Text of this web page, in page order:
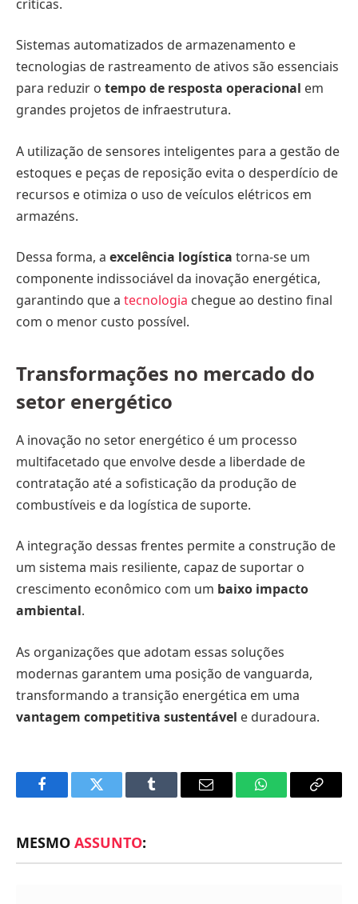
críticas.
Sistemas automatizados de armazenamento e
tecnologias de rastreamento de ativos são essenciais
para reduzir o tempo de resposta operacional em
grandes projetos de infraestrutura.
A utilização de sensores inteligentes para a gestão de
estoques e peças de reposição evita o desperdício de
recursos e otimiza o uso de veículos elétricos em
armazéns.
Dessa forma, a excelência logística torna-se um
componente indissociável da inovação energética,
garantindo que a tecnologia chegue ao destino final
com o menor custo possível.
Transformações no mercado do
setor energético
A inovação no setor energético é um processo
multifacetado que envolve desde a liberdade de
contratação até a sofisticação da produção de
combustíveis e da logística de suporte.
A integração dessas frentes permite a construção de
um sistema mais resiliente, capaz de suportar o
crescimento econômico com um baixo impacto
ambiental.
As organizações que adotam essas soluções
modernas garantem uma posição de vanguarda,
transformando a transição energética em uma
vantagem competitiva sustentável e duradoura.
FacebookTwitter Tumblr Email WhatsAppCopy
MESMO ASSUNTO: